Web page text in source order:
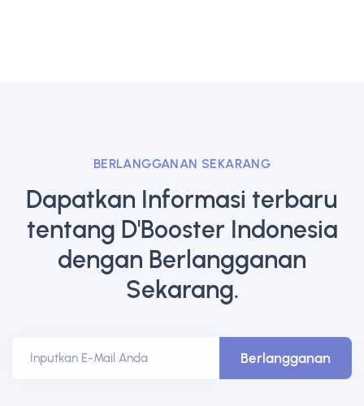
BERLANGGANAN SEKARANG
Dapatkan Informasi terbaru
tentang D'Booster Indonesia
dengan Berlangganan
Sekarang.
Inputkan E-Mail Anda Berlangganan